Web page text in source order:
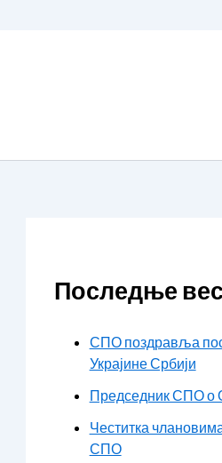
Последње
СПО поздравља
Украјине Србији
Председник СПО о
Честитка
СПО